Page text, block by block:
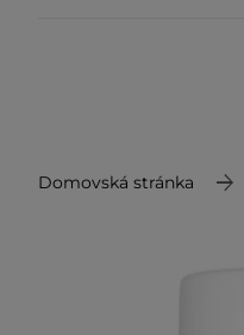
Domovská stránka